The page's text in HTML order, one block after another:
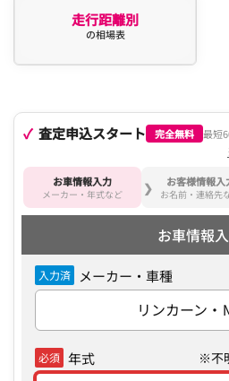
走行距離別
の相場表
査定申込スタート 完全無料 最短
お車情報入力
メーカー・年式など
お客様情報入
お名前・連絡先
お車情報
入力済 メーカー・車種
リンカーン・
必須 年式 ※不